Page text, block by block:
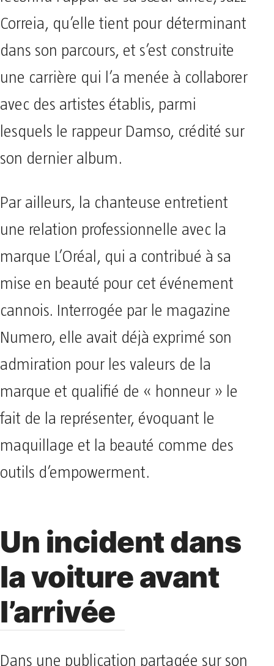
Correia, qu’elle tient pour déterminant
dans son parcours, et s’est construite
une carrière qui l’a menée à collaborer
avec des artistes établis, parmi
lesquels le rappeur Damso, crédité sur
son dernier album.
Par ailleurs, la chanteuse entretient
une relation professionnelle avec la
marque L’Oréal, qui a contribué à sa
mise en beauté pour cet événement
cannois. Interrogée par le magazine
Numero, elle avait déjà exprimé son
admiration pour les valeurs de la
marque et qualifié de « honneur » le
fait de la représenter, évoquant le
maquillage et la beauté comme des
outils d’empowerment.
Un incident dans
la voiture avant
l’arrivée
Dans une publication partagée sur son